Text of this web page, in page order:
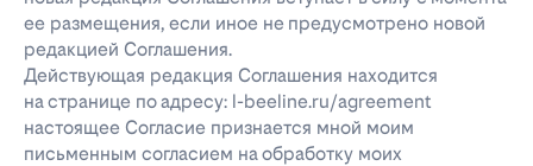
ее размещения, если иное не предусмотрено новой
редакцией Соглашения.
Действующая редакция Соглашения находится
на странице по адресу: l-beeline.ru/agreement
настоящее Согласие признается мной моим
письменным согласием на обработку моих